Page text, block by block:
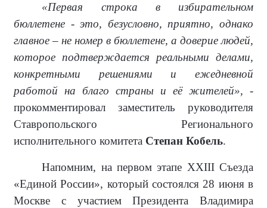
«Первая строка в избирательном
бюллетене - это, безусловно, приятно, однако
главное – не номер в бюллетене, а доверие людей,
которое подтверждается реальными делами,
конкретными решениями и ежедневной
работой на благо страны и её жителей», -
прокомментировал заместитель руководителя
Ставропольского Регионального
исполнительного комитета Степан Кобель.
Напомним, на первом этапе XXIII Съезда
«Единой России», который состоялся 28 июня в
Москве с участием Президента Владимира